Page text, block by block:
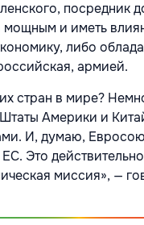
посредник
мощным и иметь
либо
армией.
стран в мире?
Америки и
И, думаю,
ЕС. Это
миссия», —